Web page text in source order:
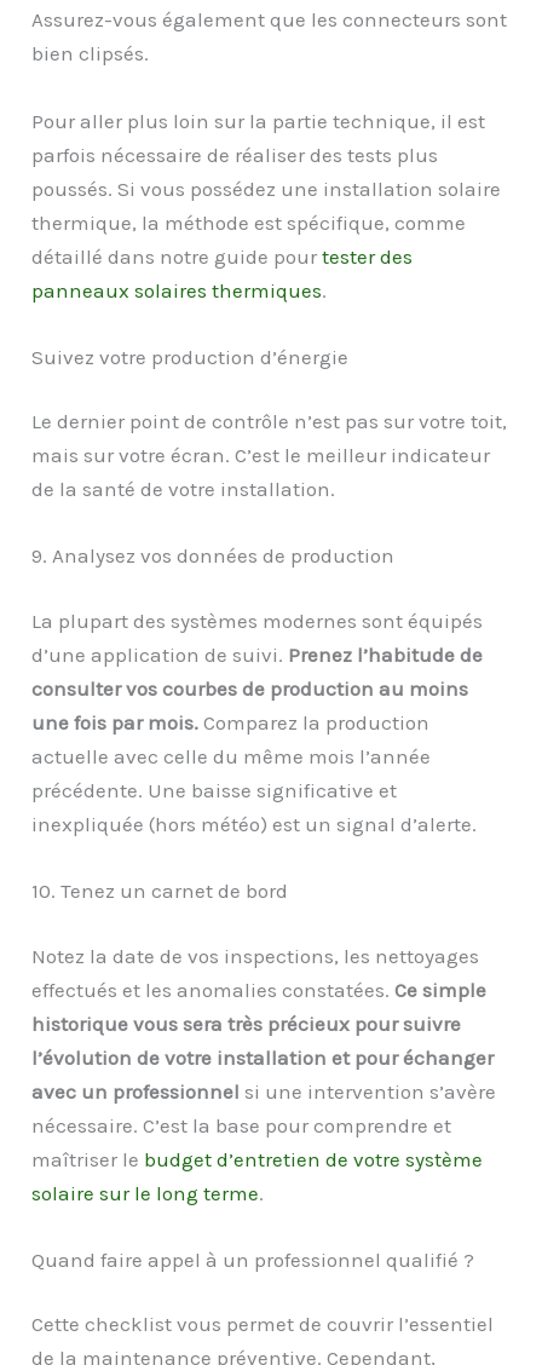
Assurez-vous également que les connecteurs sont
bien clipsés.
Pour aller plus loin sur la partie technique, il est
parfois nécessaire de réaliser des tests plus
poussés. Si vous possédez une installation solaire
thermique, la méthode est spécifique, comme
détaillé dans notre guide pourtester des
panneaux solaires thermiques.
Suivez votre production d’énergie
Le dernier point de contrôle n’est pas sur votre toit,
mais sur votre écran. C’est le meilleur indicateur
de la santé de votre installation.
9. Analysez vos données de production
La plupart des systèmes modernes sont équipés
d’une application de suivi. Prenez l’habitude de
consulter vos courbes de production au moins
une fois par mois. Comparez la production
actuelle avec celle du même mois l’année
précédente. Une baisse significative et
inexpliquée (hors météo) est un signal d’alerte.
10. Tenez un carnet de bord
Notez la date de vos inspections, les nettoyages
effectués et les anomalies constatées.Ce simple
historique vous sera très précieux pour suivre
l’évolution de votre installation et pour échanger
avec un professionnel si une intervention s’avère
nécessaire. C’est la base pour comprendre et
maîtriser le budget d’entretien de votre système
solaire sur le long terme.
Quand faire appel à un professionnel qualifié ?
Cette checklist vous permet de couvrir l’essentiel
de la maintenance préventive. Cependant,